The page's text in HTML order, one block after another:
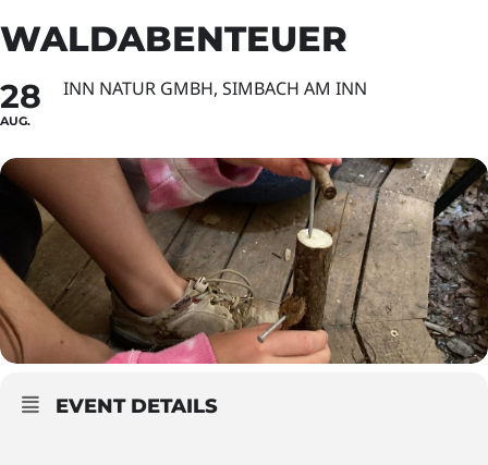
WALDABENTEUER
28
AUG.
INN NATUR GMBH, SIMBACH AM INN
EVENT DETAILS